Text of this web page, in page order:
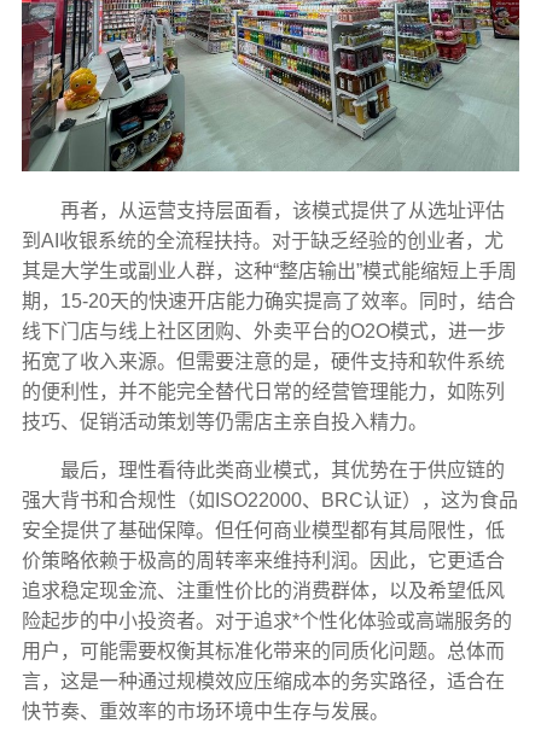
再者，从运营支持层面看，该模式提供了从选址评估
到AI收银系统的全流程扶持。对于缺乏经验的创业者，尤
其是大学生或副业人群，这种“整店输出”模式能缩短上手周
期，15-20天的快速开店能力确实提高了效率。同时，结合
线下门店与线上社区团购、外卖平台的O2O模式，进一步
拓宽了收入来源。但需要注意的是，硬件支持和软件系统
的便利性，并不能完全替代日常的经营管理能力，如陈列
技巧、促销活动策划等仍需店主亲自投入精力。
最后，理性看待此类商业模式，其优势在于供应链的
强大背书和合规性（如ISO22000、BRC认证），这为食品
安全提供了基础保障。但任何商业模型都有其局限性，低
价策略依赖于极高的周转率来维持利润。因此，它更适合
追求稳定现金流、注重性价比的消费群体，以及希望低风
险起步的中小投资者。对于追求*个性化体验或高端服务的
用户，可能需要权衡其标准化带来的同质化问题。总体而
言，这是一种通过规模效应压缩成本的务实路径，适合在
快节奏、重效率的市场环境中生存与发展。